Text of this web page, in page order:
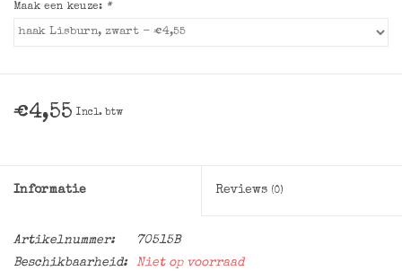
Maak een keuze: *
€4,55 Incl. btw
Informatie Reviews (0)
Artikelnummer:
70515B
Beschikbaarheid:
Niet op voorraad